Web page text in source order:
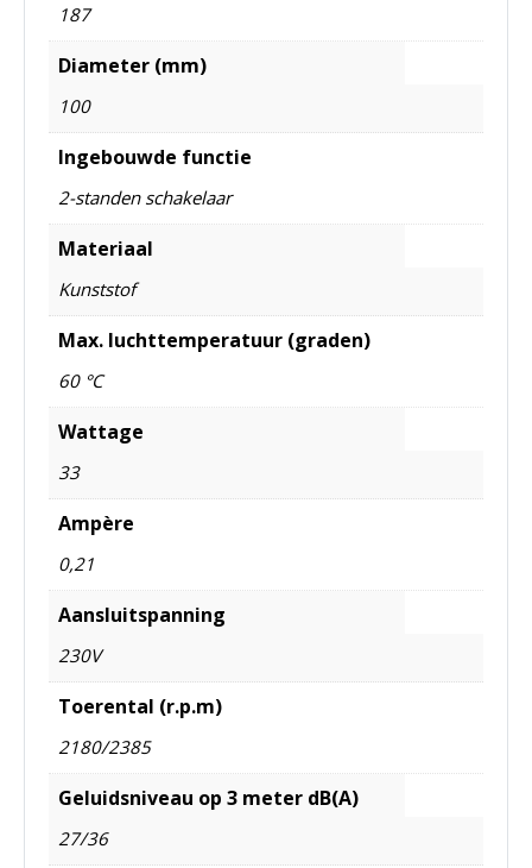
187
Diameter (mm)
100
Ingebouwde functie
2-standen schakelaar
Materiaal
Kunststof
Max. luchttemperatuur (graden)
60 °C
Wattage
33
Ampère
0,21
Aansluitspanning
230V
Toerental (r.p.m)
2180/2385
Geluidsniveau op 3 meter dB(A)
27/36